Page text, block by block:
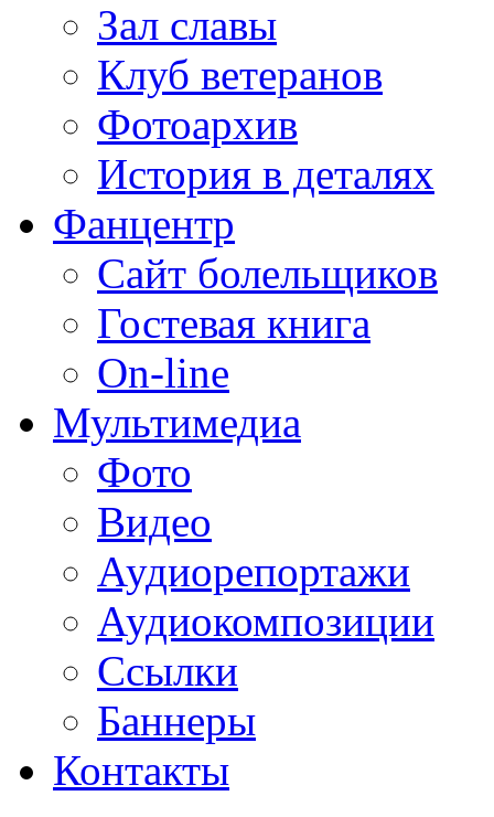
Зал славы
Клуб ветеранов
Фотоархив
История в деталях
Фанцентр
Сайт болельщиков
Гостевая книга
On-line
Мультимедиа
Фото
Видео
Аудиорепортажи
Аудиокомпозиции
Ссылки
Баннеры
Контакты